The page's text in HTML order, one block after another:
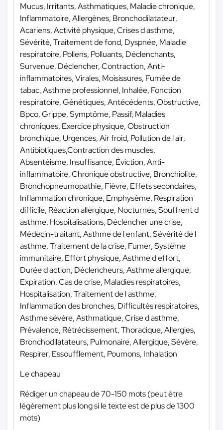
Mucus, Irritants, Asthmatiques, Maladie chronique,
Inflammatoire, Allergènes, Bronchodilatateur,
Acariens, Activité physique, Crises d asthme,
Sévérité, Traitement de fond, Dyspnée, Maladie
respiratoire, Pollens, Polluants, Déclenchants,
Survenue, Déclencher, Contraction, Anti-
inflammatoires, Virales, Moisissures, Fumée de
tabac, Asthme professionnel, Inhalée, Fonction
respiratoire, Génétiques, Antécédents, Obstructive,
Bpco, Grippe, Symptôme, Passif, Maladies
chroniques, Exercice physique, Obstruction
bronchique, Urgences, Air froid, Pollution de l air,
Antibiotiques,Contraction des muscles,
Absentéisme, Insuffisance, Éviction, Anti-
inflammatoire, Chronique obstructive, Bronchiolite,
Bronchopneumopathie, Fièvre, Effets secondaires,
Inflammation chronique, Emphysème, Respiration
difficile, Réaction allergique, Nocturnes, Souffrent d
asthme, Hospitalisations, Déclencher une crise,
Médecin-traitant, Asthme de l enfant, Sévérité de l
asthme, Traitement de la crise, Fumer, Système
immunitaire, Effort physique, Asthme d effort,
Durée d action, Déclencheurs, Asthme allergique,
Expiration, Cas de crise, Maladies respiratoires,
Hospitalisation, Traitement de l asthme,
Inflammation des bronches, Difficultés respiratoires,
Asthme sévère, Asthmatique, Crise d asthme,
Prévalence, Rétrécissement, Thoracique, Allergies,
Bronchodilatateurs, Pulmonaire, Allergique, Sévère,
Respirer, Essoufflement, Poumons, Inhalation
Le chapeau
Rédiger un chapeau de 70-150 mots (peut être
légèrement plus long si le texte est de plus de 1300
mots)